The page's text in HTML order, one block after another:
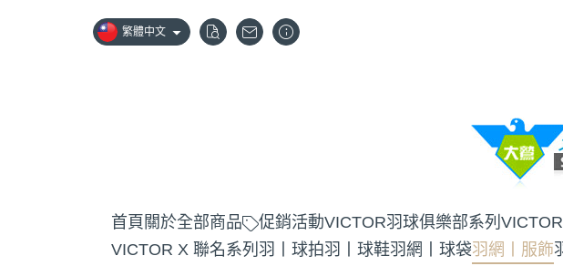
繁體中文
首頁 關於全部商品 促銷活動VICTOR羽球俱樂部系列
VICTOR X 聯名系列 羽丨球拍羽丨球鞋羽網丨球袋羽網丨服飾